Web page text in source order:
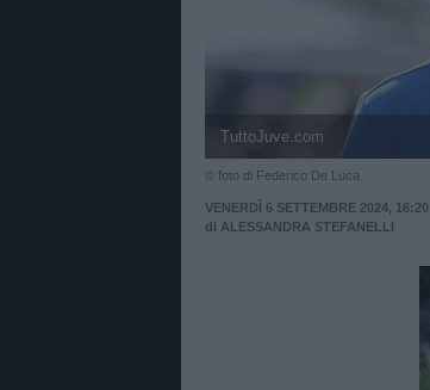
TuttoJuve.com
© foto di Federico De Luca
VENERDÌ 6 SETTEMBRE 2024, 16:20
di ALESSANDRA STEFANELLI